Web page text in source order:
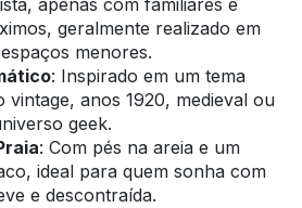
apenas com familiares e
geralmente realizado em
menores.
: Inspirado em um tema
vintage, anos 1920, medieval ou
geek.
: Com pés na areia e um
ideal para quem sonha com
e descontraída.